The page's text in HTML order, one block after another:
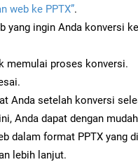
web ke PPTX”.
yang ingin Anda konversi
memulai proses konversi.
Anda setelah konversi
Anda dapat dengan
dalam format PPTX yang
lebih lanjut.